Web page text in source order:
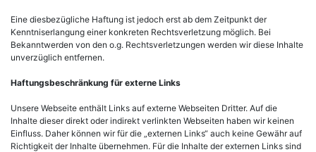
Eine diesbezügliche Haftung ist jedoch erst ab dem Zeitpunkt der
Kenntniserlangung einer konkreten Rechtsverletzung möglich. Bei
Bekanntwerden von den o.g. Rechtsverletzungen werden wir diese Inhalte
unverzüglich entfernen.
Haftungsbeschränkung für externe Links
Unsere Webseite enthält Links auf externe Webseiten Dritter. Auf die
Inhalte dieser direkt oder indirekt verlinkten Webseiten haben wir keinen
Einfluss. Daher können wir für die „externen Links“ auch keine Gewähr auf
Richtigkeit der Inhalte übernehmen. Für die Inhalte der externen Links sind